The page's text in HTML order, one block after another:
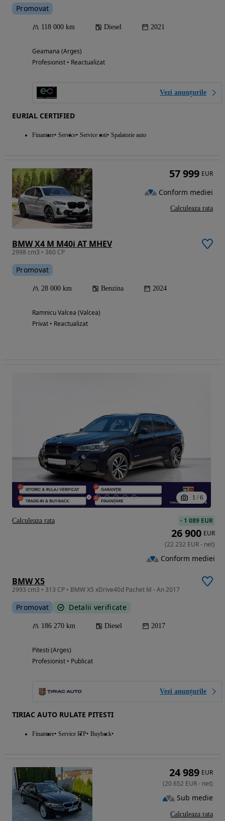
Promovat
118 000 km Diesel 2021
Geamana (Arges)
Profesionist • Reactualizat
Vezi anunțurile
EURIAL CERTIFIED
Finantare Service Service roti Spalatorie auto
BMW X4 M M40i AT MHEV
2998 cm3 • 360 CP
Promovat
28 000 km Benzina 2024
Ramnicu Valcea (Valcea)
Privat • Reactualizat
57 999 EUR
Conform mediei
Calculeaza rata
1 / 6
BMW X5
2993 cm3 • 313 CP • BMW X5 xDrive40d Pachet M - An 2017
Promovat Detalii verificate
186 270 km Diesel 2017
Pitesti (Arges)
Profesionist • Publicat
Vezi anunțurile
TIRIAC AUTO RULATE PITESTI
Finantare Service ITP Buyback
- 1 089 EUR
26 900 EUR
(22 232 EUR- net)
Conform mediei
Calculeaza rata
24 989 EUR
(20 652 EUR- net)
Sub medie
Calculeaza rata